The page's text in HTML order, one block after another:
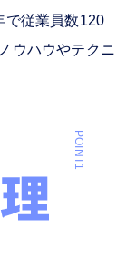
で従業員数120
ウハウやテクニ